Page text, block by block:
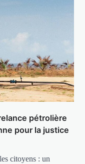
pétrolière
pour la justice
citoyens : un